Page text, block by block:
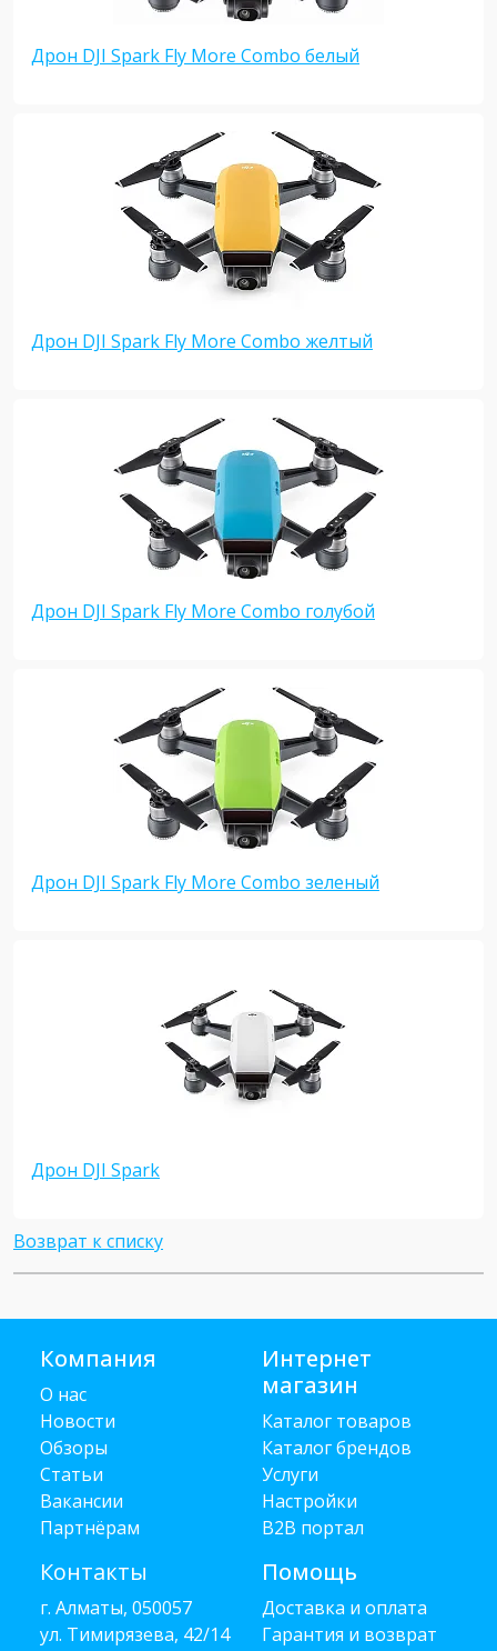
Дрон DJI Spark Fly More Combo белый
Дрон DJI Spark Fly More Combo желтый
Дрон DJI Spark Fly More Combo голубой
Дрон DJI Spark Fly More Combo зеленый
Дрон DJI Spark
Возврат к списку
Компания
О нас
Новости
Обзоры
Статьи
Вакансии
Партнёрам
Контакты
г. Алматы, 050057
ул. Тимирязева, 42/14
Интернет
магазин
Каталог товаров
Каталог брендов
Услуги
Настройки
B2B портал
Помощь
Доставка и оплата
Гарантия и возврат